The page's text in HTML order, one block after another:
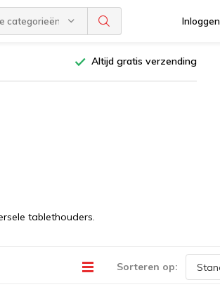
categorieën Inloggen
Altijd gratis verzending
tablethouders.
Sorteren op: